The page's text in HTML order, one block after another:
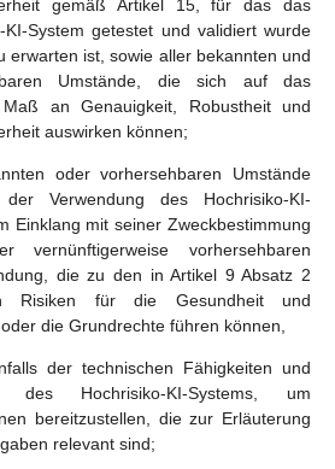
gemäß Artikel 15, für das das
KI-System getestet und validiert wurde
erwarten ist, sowie aller bekannten und
Umstände, die sich auf das
an Genauigkeit, Robustheit und
auswirken können;
oder vorhersehbaren Umstände
der Verwendung des Hochrisiko-KI-
Einklang mit seiner Zweckbestimmung
vernünftigerweise vorhersehbaren
die zu den in Artikel 9 Absatz 2
Risiken für die Gesundheit und
die Grundrechte führen können,
der technischen Fähigkeiten und
des Hochrisiko-KI-Systems, um
bereitzustellen, die zur Erläuterung
relevant sind;